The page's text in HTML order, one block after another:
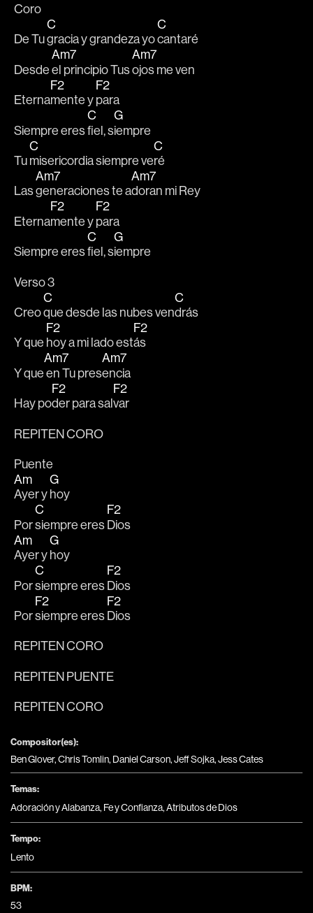
Coro
De Tu
C
gracia y grandeza yo
C
cantaré
Desde
Am7
el principio Tus
Am7
ojos me ven
Eterna
F2
mente y
F2
para
Siempre eres
C
fiel, s
G
iempre
Tu
C
misericordia siempre ve
C
ré
Las
Am7
generaciones te a
Am7
doran mi Rey
Eterna
F2
mente y
F2
para
Siempre eres
C
fiel, s
G
iempre
Verso 3
Creo
C
que desde las nubes ven
C
drás
Y que
F2
hoy a mi lado est
F2
ás
Y que
Am7
en Tu pres
Am7
encia
Hay po
F2
der para sal
F2
var
REPITEN CORO
Puente
Am
Ayer y
G
hoy
Por
C
siempre eres
F2
Dios
Am
Ayer y
G
hoy
Por
C
siempre eres
F2
Dios
Por
F2
siempre eres
F2
Dios
REPITEN CORO
REPITEN PUENTE
REPITEN CORO
Compositor(es):
Ben Glover, Chris Tomlin, Daniel Carson, Jeff Sojka, Jess Cates
Temas:
Adoración y Alabanza, Fe y Confianza,Atributos de Dios
Tempo:
Lento
BPM:
53